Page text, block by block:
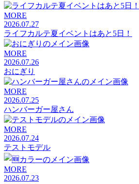
MORE
2026.07.27
ライフカルテ夏イベントはあと5日！
MORE
2026.07.26
おにぎり
MORE
2026.07.25
ハンバーガー屋さん
MORE
2026.07.24
テストモデル
MORE
2026.07.23